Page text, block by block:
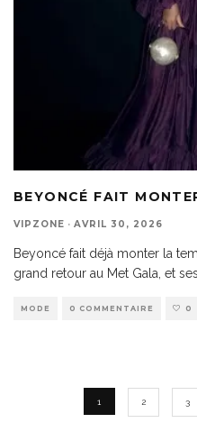
BEYONCÉ FAIT
VIPZONE · AVRIL 30, 2026
Beyoncé fait déjà monter la
grand retour au Met Gala, et ses
MODE 0 COMMENTAIRE 0
1 2 3